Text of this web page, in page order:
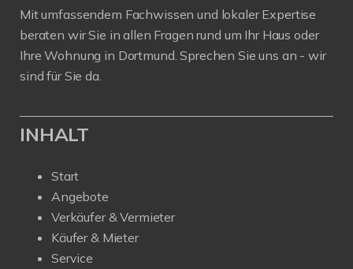
Mit umfassendem Fachwissen und lokaler Expertise
beraten wir Sie in allen Fragen rund um Ihr Haus oder
Ihre Wohnung in Dortmund. Sprechen Sie uns an - wir
sind für Sie da.
INHALT
Start
Angebote
Verkäufer & Vermieter
Käufer & Mieter
Service